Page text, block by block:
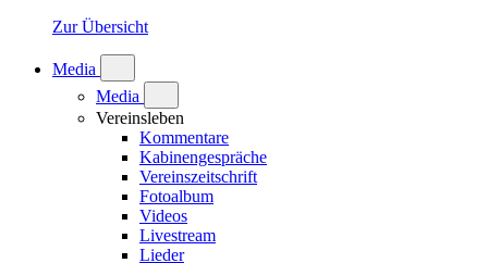
Zur Übersicht
Media
Media
Vereinsleben
Kommentare
Kabinengespräche
Vereinszeitschrift
Fotoalbum
Videos
Livestream
Lieder